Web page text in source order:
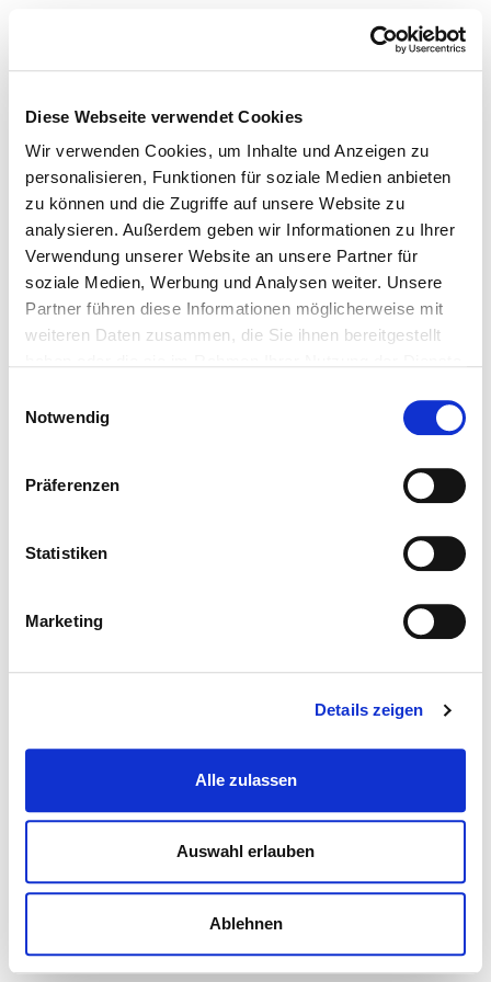
Diese Webseite verwendet Cookies
Wir verwenden Cookies, um Inhalte und Anzeigen zu
personalisieren, Funktionen für soziale Medien anbieten
zu können und die Zugriffe auf unsere Website zu
analysieren. Außerdem geben wir Informationen zu Ihrer
Verwendung unserer Website an unsere Partner für
soziale Medien, Werbung und Analysen weiter. Unsere
Partner führen diese Informationen möglicherweise mit
weiteren Daten zusammen, die Sie ihnen bereitgestellt
Notwendig
Präferenzen
Statistiken
Marketing
Details zeigen
Alle zulassen
Auswahl erlauben
Ablehnen